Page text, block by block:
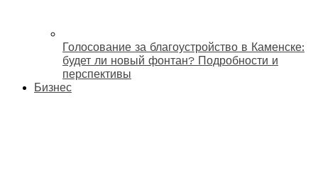
Голосование за благоустройство в Каменске:
будет ли новый фонтан? Подробности и
перспективы
Бизнес